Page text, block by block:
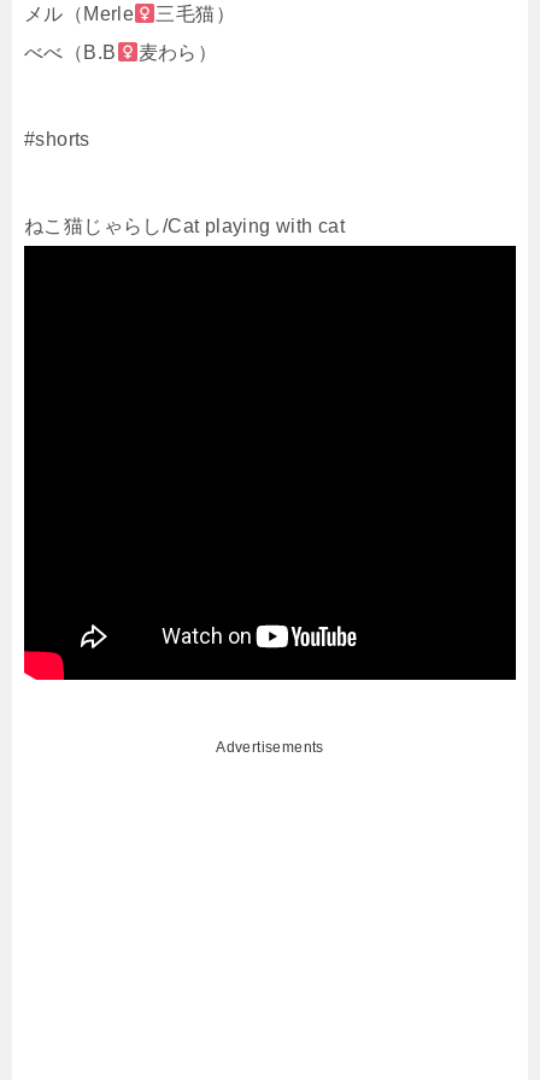
メル（Merle
三毛猫）
べべ（B.B
麦わら）
#shorts
ねこ猫じゃらし/Cat playing with cat
Advertisements